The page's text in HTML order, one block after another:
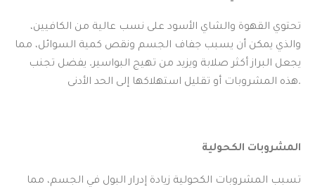
تحتوي القهوة والشاي الأسود على نسب عالية من الكافيين،
والذي يمكن أن يسبب جفاف الجسم ونقص كمية السوائل، مما
يجعل البراز أكثر صلابة ويزيد من تهيج البواسير. يفضل تجنب
هذه المشروبات أو تقليل استهلاكها إلى الحد الأدنى.
المشروبات الكحولية
تسبب المشروبات الكحولية زيادة إدرار البول في الجسم، مما